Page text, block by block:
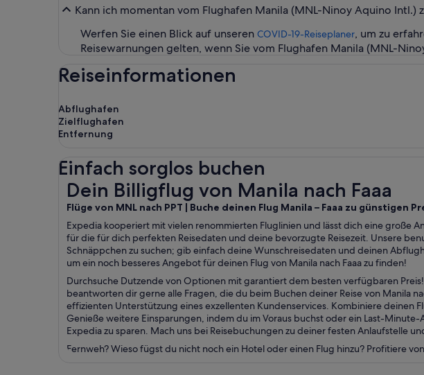
Kann ich momentan vom Flughafen Manila (MNL-Ninoy Aquino Intl.)
Werfen Sie einen Blick auf unseren COVID-19-Reiseplaner, um zu
Reisewarnungen gelten, wenn Sie vom Flughafen Manila (MNL-
Reiseinformationen
Abflughafen
Zielflughafen
Entfernung
Einfach sorglos buchen
Dein Billigflug von Manila nach Faaa
Flüge von MNL nach PPT | Buche deinen Flug Manila – Faaa zu günstigen
Expedia kooperiert mit vielen renommierten Fluglinien und lässt dich eine große
für die für dich perfekten Reisedaten und deine bevorzugte Reisezeit. Unsere
Schnäppchen zu suchen; gib einfach deine Wunschreisedaten und deinen
um ein noch besseres Angebot für deinen Flug von Manila nach Faaa zu finden!
Durchsuche Dutzende von Optionen mit garantiert dem besten verfügbaren
beantworten dir gerne alle Fragen, die du beim Buchen deiner Reise von Manila
effizienten Unterstützung eines exzellenten Kundenservices. Kombiniere deinen
Genieße weitere Einsparungen, indem du im Voraus buchst oder ein Last-
Expedia zu sparen. Mach uns bei Reisebuchungen zu deiner festen Anlaufstelle
Fernweh? Wieso fügst du nicht noch ein Hotel oder einen Flug hinzu? Profitiere
Dein Billigflug von Manila nach Faaa